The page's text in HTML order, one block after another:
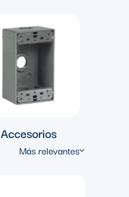
Accesorios
Más relevantes